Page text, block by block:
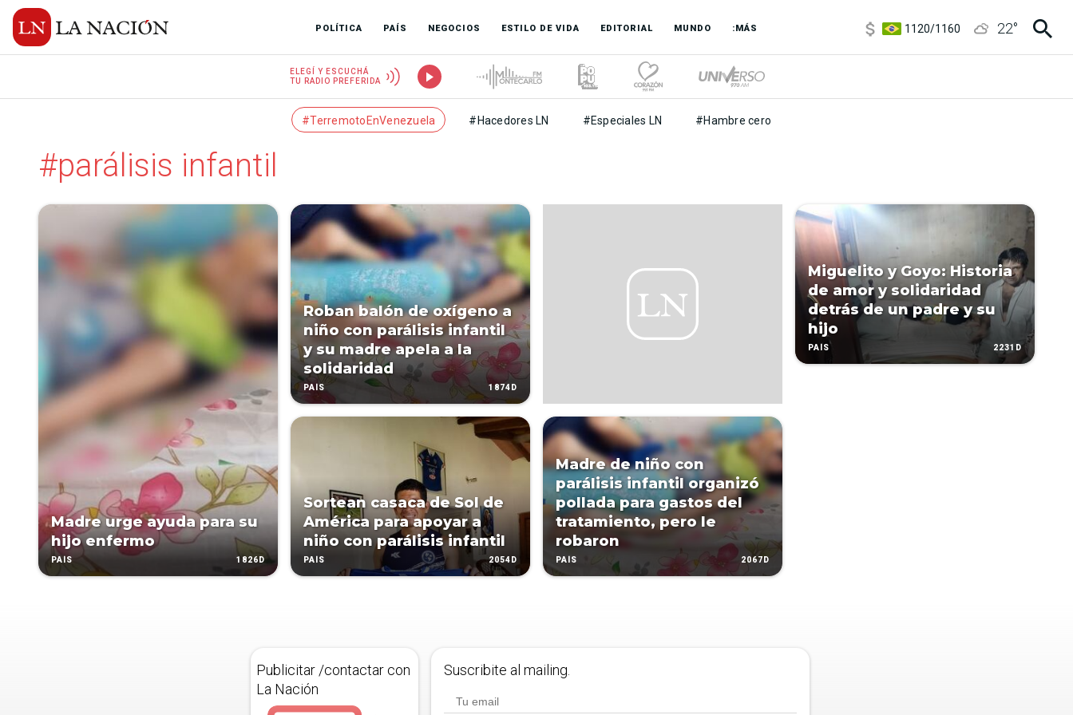
POLÍTICA PAÍS NEGOCIOS ESTILO DE VIDA EDITORIAL MUNDO :MÁS
1120/1160
22°
ELEGÍ Y ESCUCHÁ
TU RADIO PREFERIDA
#TerremotoEnVenezuela #Hacedores LN #Especiales LN #Hambre cero
#parálisis infantil
Madre urge ayuda para su
hijo enfermo
PAÍS 1826D
Roban balón de oxígeno a
niño con parálisis infantil
y su madre apela a la
solidaridad
PAÍS 1874D
Sortean casaca de Sol de
América para apoyar a
niño con parálisis infantil
PAÍS 2054D
Madre de niño con
parálisis infantil organizó
pollada para gastos del
tratamiento, pero le
robaron
PAÍS 2067D
Miguelito y Goyo: Historia
de amor y solidaridad
detrás de un padre y su
hijo
PAÍS 2231D
Publicitar /contactar con
La Nación
Suscribite al mailing.